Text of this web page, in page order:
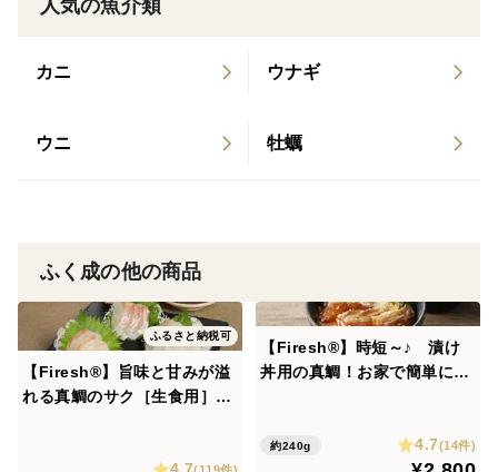
【保存方法】
さい）
りください)
【Firesh®︎】とは
Firesh®(フィレッシュ)製品は、弊社独自の鮮度保持技
術で、魚本来の新鮮さと旨味を最大限に引きだした状態
Firesh®︎製品に採用されている「フィレッシュ加工」の
人気の魚介類
カニ ウナギ
ウニ 牡蠣
ふく成の他の商品
ふるさと納税可
【Firesh®︎】旨味と甘みが溢
れる真鯛のサク［生食用］
【Firesh®︎】時短～♪ 漬け
丼用の真鯛！お家で簡単に料
約240g 4.7(14件)